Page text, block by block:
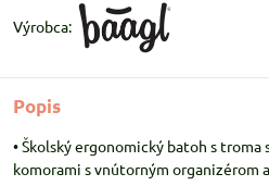
Výrobca:
Popis
• Školský ergonomický batoh s
komorami s vnútorným organizérom